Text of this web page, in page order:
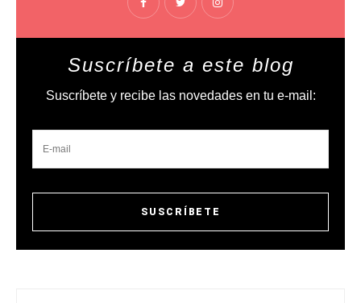
Suscríbete a este blog
Suscríbete y recibe las novedades en tu e-mail: